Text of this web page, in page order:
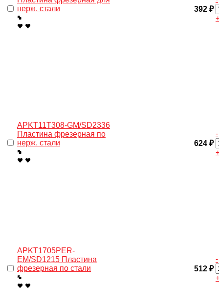
нерж. cтали
392 ₽
APKT11T308-GM/SD2336
Пластина фрезерная по
нерж. стали
624 ₽
-
APKT1705PER-
EM/SD1215 Пластина
фрезерная по стали
512 ₽
-